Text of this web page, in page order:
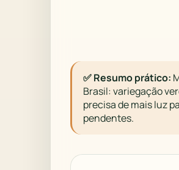
✅ Resumo prático:
Brasil: variegação
precisa de mais luz
pendentes.